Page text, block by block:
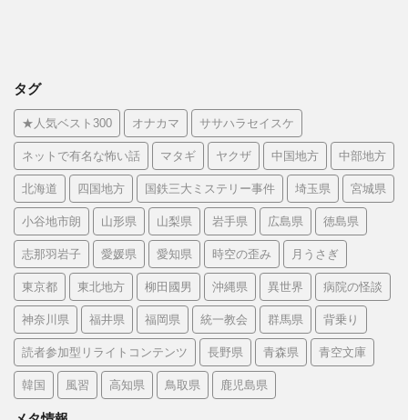
タグ
★人気ベスト300 オナカマ ササハラセイスケ
ネットで有名な怖い話 マタギ ヤクザ 中国地方 中部地方
北海道 四国地方 国鉄三大ミステリー事件 埼玉県 宮城県
小谷地市朗 山形県 山梨県 岩手県 広島県 徳島県
志那羽岩子 愛媛県 愛知県 時空の歪み 月うさぎ
東京都 東北地方 柳田國男 沖縄県 異世界 病院の怪談
神奈川県 福井県 福岡県 統一教会 群馬県 背乗り
読者参加型リライトコンテンツ 長野県 青森県 青空文庫
韓国 風習 高知県 鳥取県 鹿児島県